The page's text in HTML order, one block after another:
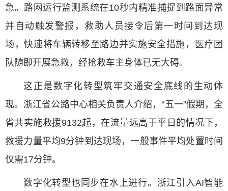
急。路网运行监测系统在10秒内精准捕捉到路面异常
并自动触发警报，救助人员接令后第一时间到达现
场，快速将车辆转移至路边并实施安全措施，医疗团
队随即开展急救，经抢救车主身体已无大碍。
这正是数字化转型筑牢交通安全底线的生动体
现。浙江省公路中心相关负责人介绍，“五一”假期，全
省共实施救援9132起，在流量远高于平日的情况下，
救援力量平均9分钟到达现场，一般事件平均处置时间
仅需17分钟。
数字化转型也同步在水上进行。浙江引入AI智能